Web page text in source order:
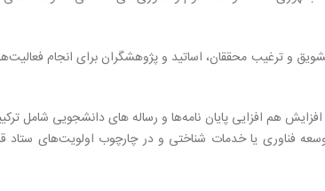
و ترغیب محققان، اساتید و پژوهشگران برای انجام
هم افزایی پایان نامه‌ها و رساله های دانشجویی شامل
فناوری یا خدمات شناختی و در چارچوب اولویت‌های ستاد